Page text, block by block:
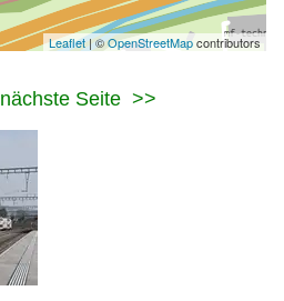
Leaflet| ©OpenStreetMapcontributors
nächste Seite >>